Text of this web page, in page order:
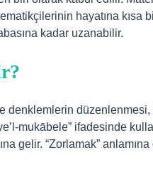
hayatına
kadar uzanabilir.
denklemlerin
mukābele” ifadesinde
gelir. “Zorlamak”